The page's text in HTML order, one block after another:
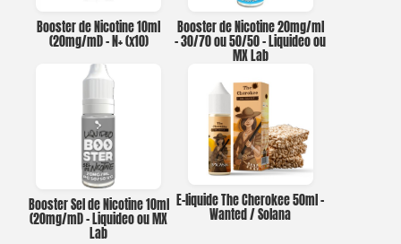
Booster de Nicotine 10ml
(20mg/ml) – N+ (x10)
Booster de Nicotine 20mg/ml
– 30/70 ou 50/50 – Liquideo ou
MX Lab
Booster Sel de Nicotine 10ml
(20mg/ml) – Liquideo ou MX
Lab
E-liquide The Cherokee 50ml –
Wanted / Solana